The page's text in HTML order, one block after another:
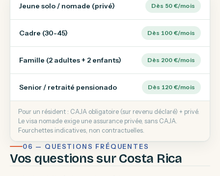
Jeune solo / nomade (privé) Dès 50 €/mois
Cadre (30-45) Dès 100 €/mois
Famille (2 adultes + 2 enfants) Dès 200 €/mois
Senior / retraité pensionado Dès 120 €/mois
Pour un résident : CAJA obligatoire (sur revenu déclaré) + privé.
Le visa nomade exige une assurance privée, sans CAJA.
Fourchettes indicatives, non contractuelles.
06 — QUESTIONS FRÉQUENTES
Vos questions sur Costa Rica